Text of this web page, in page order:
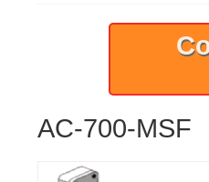
AC-700-MSF